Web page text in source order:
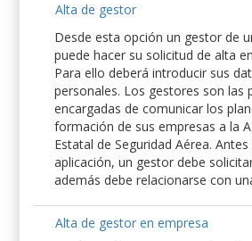
Alta de gestor
Desde esta opción un gestor de
puede hacer su solicitud de alta
Para ello deberá introducir sus
personales. Los gestores son las
encargadas de comunicar los
formación de sus empresas a la
Estatal de Seguridad Aérea.
aplicación, un gestor debe
además debe relacionarse con
Alta de gestor en empresa